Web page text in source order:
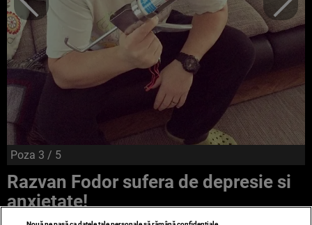
Poza 3 / 5
Razvan Fodor sufera de depresie si
anxietate!